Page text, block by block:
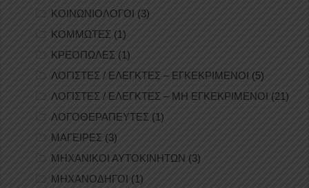
ΚΟΙΝΩΝΙΟΛΟΓΟΙ (3)
ΚΟΜΜΩΤΕΣ (1)
ΚΡΕΟΠΩΛΕΣ (1)
ΛΟΓΙΣΤΕΣ / ΕΛΕΓΚΤΕΣ – ΕΓΚΕΚΡΙΜΕΝΟΙ (5)
ΛΟΓΙΣΤΕΣ / ΕΛΕΓΚΤΕΣ – ΜΗ ΕΓΚΕΚΡΙΜΕΝΟΙ (21)
ΛΟΓΟΘΕΡΑΠΕΥΤΕΣ (1)
ΜΑΓΕΙΡΕΣ (3)
ΜΗΧΑΝΙΚΟΙ ΑΥΤΟΚΙΝΗΤΩΝ (3)
ΜΗΧΑΝΟΔΗΓΟΙ (1)